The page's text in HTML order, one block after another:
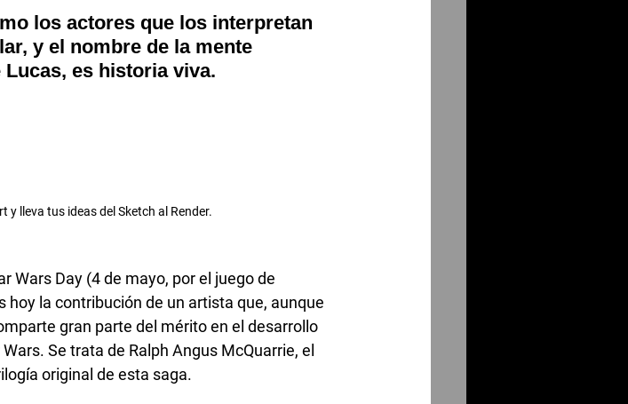
los actores que los interpretan
y el nombre de la mente
es historia viva.
y lleva tus ideas del Sketch al Render.
Wars Day (4 de mayo, por el juego de
la contribución de un artista que, aunque
gran parte del mérito en el desarrollo
Se trata de Ralph Angus McQuarrie, el
original de esta saga.